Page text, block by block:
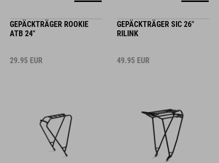
GEPÄCKTRÄGER ROOKIE
ATB 24"
29.95 EUR
GEPÄCKTRÄGER SIC 26"
RILINK
49.95 EUR